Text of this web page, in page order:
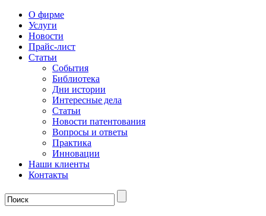
О фирме
Услуги
Новости
Прайс-лист
Статьи
События
Библиотека
Дни истории
Интересные дела
Статьи
Новости патентования
Вопросы и ответы
Практика
Инновации
Наши клиенты
Контакты